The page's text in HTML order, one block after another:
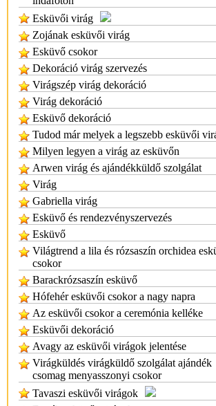
Esküvői virág
Zojának esküvői virág
Esküvő csokor
Dekoráció virág szervezés
Virágszép virág dekoráció
Virág dekoráció
Esküvő dekoráció
Tudod már melyek a legszebb esküvői
Milyen legyen a virág az esküvőn
Arwen virág és ajándékküldő szolgálat
Virág
Gabriella virág
Esküvő és rendezvényszervezés
Esküvő
Világtrend a lila és rózsaszín orchidea
csokor
Barackrózsaszín esküvő
Hófehér esküvői csokor a nagy napra
Az esküvői csokor a ceremónia kelléke
Esküvői dekoráció
Avagy az esküvői virágok jelentése
Virágküldés virágküldő szolgálat ajándék
csomag menyasszonyi csokor
Tavaszi esküvői virágok